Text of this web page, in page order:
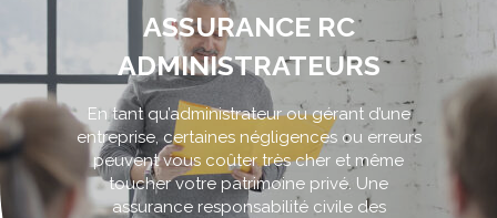
ASSURANCE RC
ADMINISTRATEURS
En tant qu’administrateur ou gérant d’une
entreprise, certaines négligences ou erreurs
peuvent vous coûter très cher et même
toucher votre patrimoine privé. Une
assurance responsabilité civile des